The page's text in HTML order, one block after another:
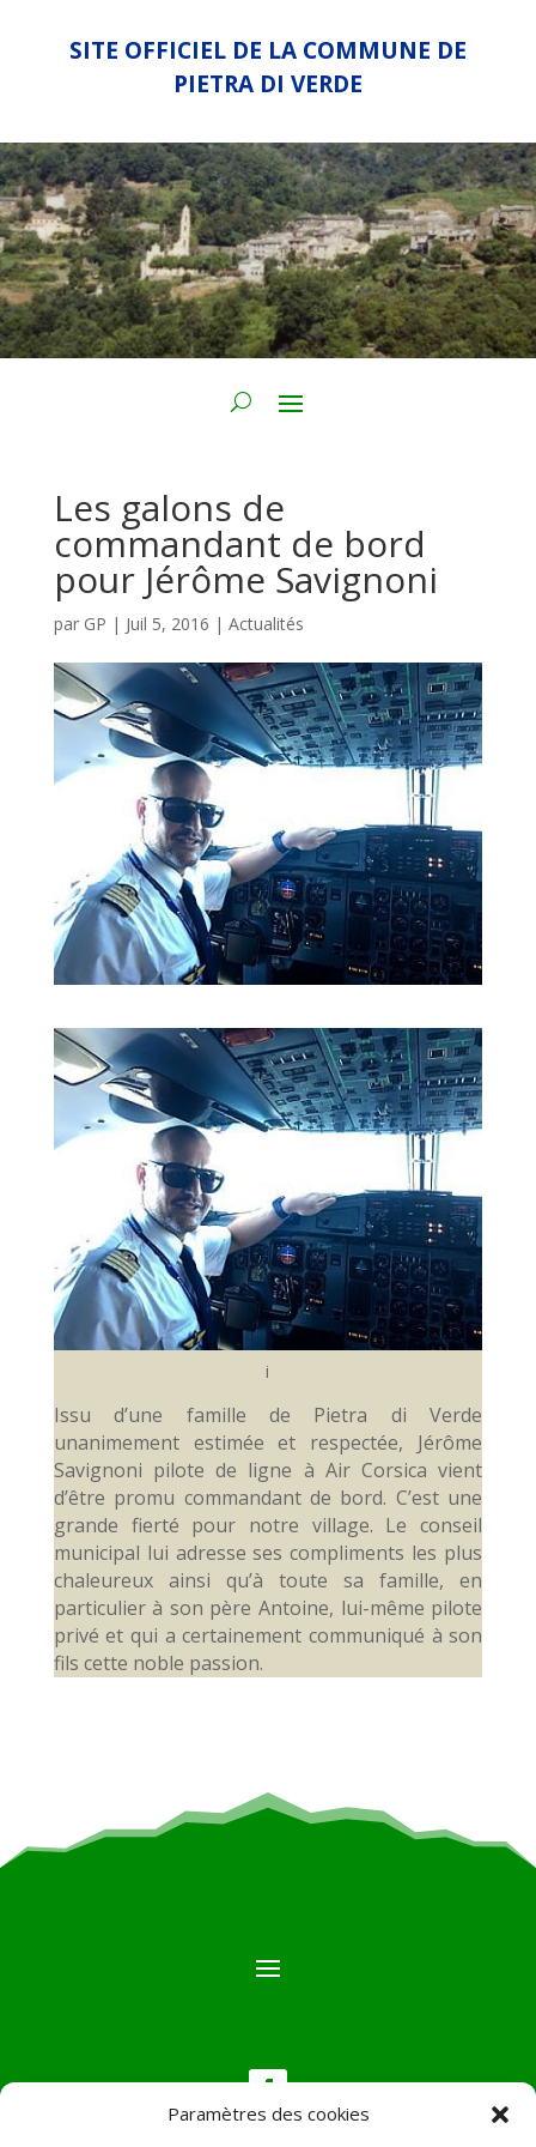
Paramètres des cookies
SITE OFFICIEL DE LA COMMUNE DE
PIETRA DI VERDE
Les galons de
commandant de bord
pour Jérôme Savignoni
par GP | Juil 5, 2016 | Actualités
i
Issu d’une famille de Pietra di Verde
unanimement estimée et respectée, Jérôme
Savignoni pilote de ligne à Air Corsica vient
d’être promu commandant de bord. C’est une
grande fierté pour notre village. Le conseil
municipal lui adresse ses compliments les plus
chaleureux ainsi qu’à toute sa famille, en
particulier à son père Antoine, lui-même pilote
privé et qui a certainement communiqué à son
fils cette noble passion.